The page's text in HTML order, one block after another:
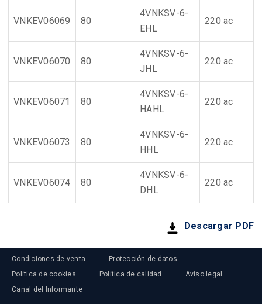
VNKEV06069 80
4VNKSV-6-
EHL
220 ac
VNKEV06070 80
4VNKSV-6-
JHL
220 ac
VNKEV06071 80
4VNKSV-6-
HAHL
220 ac
VNKEV06073 80
4VNKSV-6-
HHL
220 ac
VNKEV06074 80
4VNKSV-6-
DHL
220 ac
Descargar PDF
Condiciones de venta
Protección de datos
Política de cookies
Política de calidad
Aviso legal
Canal del Informante